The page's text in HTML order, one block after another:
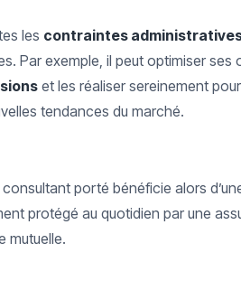
les contraintes
Par exemple, il peut optimiser ses
et les réaliser sereinement
tendances du marché.
porté bénéficie alors
protégé au quotidien par une
mutuelle.